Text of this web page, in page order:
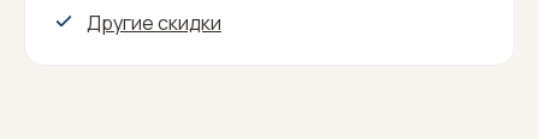
Другие скидки